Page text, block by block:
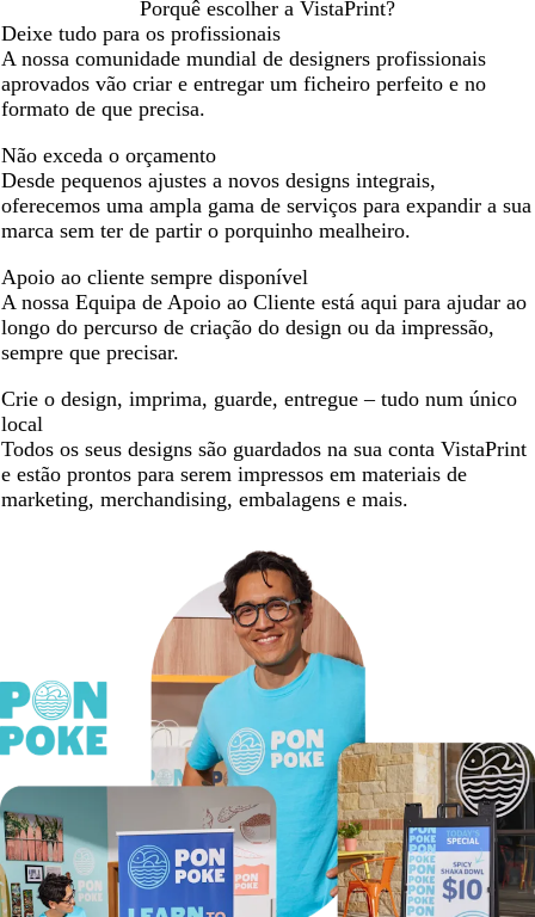
Porquê escolher a VistaPrint?
Deixe tudo para os profissionais
A nossa comunidade mundial de designers profissionais
aprovados vão criar e entregar um ficheiro perfeito e no
formato de que precisa.
Não exceda o orçamento
Desde pequenos ajustes a novos designs integrais,
oferecemos uma ampla gama de serviços para expandir a sua
marca sem ter de partir o porquinho mealheiro.
Apoio ao cliente sempre disponível
A nossa Equipa de Apoio ao Cliente está aqui para ajudar ao
longo do percurso de criação do design ou da impressão,
sempre que precisar.
Crie o design, imprima, guarde, entregue – tudo num único
local
Todos os seus designs são guardados na sua conta VistaPrint
e estão prontos para serem impressos em materiais de
marketing, merchandising, embalagens e mais.